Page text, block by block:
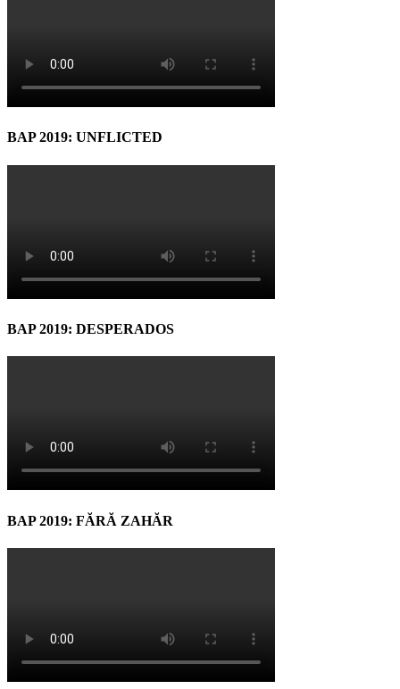
BAP 2019: UNFLICTED
BAP 2019: DESPERADOS
BAP 2019: FĂRĂ ZAHĂR